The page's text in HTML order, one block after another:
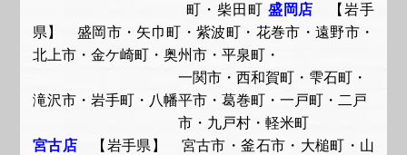
町・柴田町 盛岡店 【岩手
県】 盛岡市・矢巾町・紫波町・花巻市・遠野市・
北上市・金ケ崎町・奥州市・平泉町・
一関市・西和賀町・雫石町・
滝沢市・岩手町・八幡平市・葛巻町・一戸町・二戸
市・九戸村・軽米町
宮古店
【岩手県】 宮古市・釜石市・大槌町・山